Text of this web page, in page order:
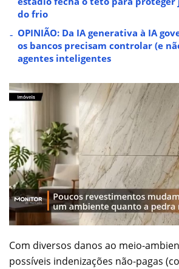
do frio
OPINIÃO: Da IA generativa à IA
os bancos precisam controlar (e
agentes inteligentes
Com diversos danos ao meio-
possíveis indenizações não-pagas